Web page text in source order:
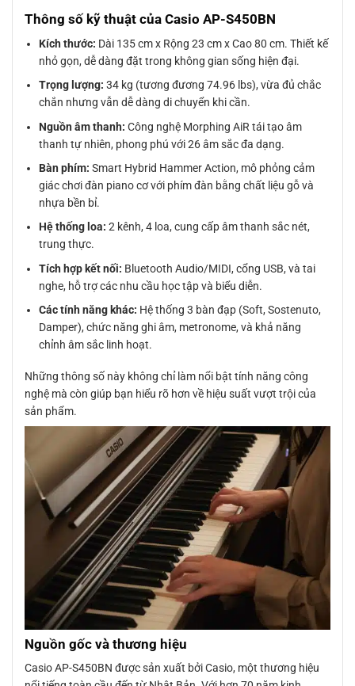
Thông số kỹ thuật của Casio AP-S450BN
Kích thước: Dài 135 cm x Rộng 23 cm x Cao 80 cm. Thiết kế
nhỏ gọn, dễ dàng đặt trong không gian sống hiện đại.
Trọng lượng: 34 kg (tương đương 74.96 lbs), vừa đủ chắc
chắn nhưng vẫn dễ dàng di chuyển khi cần.
Nguồn âm thanh: Công nghệ Morphing AiR tái tạo âm
thanh tự nhiên, phong phú với 26 âm sắc đa dạng.
Bàn phím: Smart Hybrid Hammer Action, mô phỏng cảm
giác chơi đàn piano cơ với phím đàn bằng chất liệu gỗ và
nhựa bền bỉ.
Hệ thống loa: 2 kênh, 4 loa, cung cấp âm thanh sắc nét,
trung thực.
Tích hợp kết nối: Bluetooth Audio/MIDI, cổng USB, và tai
nghe, hỗ trợ các nhu cầu học tập và biểu diễn.
Các tính năng khác: Hệ thống 3 bàn đạp (Soft, Sostenuto,
Damper), chức năng ghi âm, metronome, và khả năng
chỉnh âm sắc linh hoạt.
Những thông số này không chỉ làm nổi bật tính năng công
nghệ mà còn giúp bạn hiểu rõ hơn về hiệu suất vượt trội của
sản phẩm.
Nguồn gốc và thương hiệu
Casio AP-S450BN được sản xuất bởi Casio, một thương hiệu